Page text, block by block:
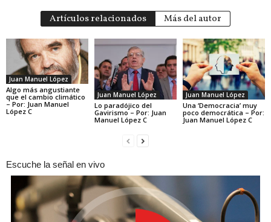
Artículos relacionados Más del autor
Juan Manuel López
Algo más angustiante
que el cambio climático
– Por: Juan Manuel
López C
Juan Manuel López
Lo paradójico del
Gavirismo – Por: Juan
Manuel López C
Juan Manuel López
Una ‘Democracia’ muy
poco democrática – Por:
Juan Manuel López C
Escuche la señal en vivo